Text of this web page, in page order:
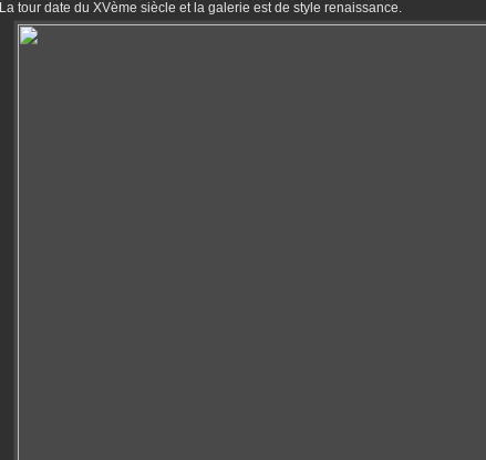
La tour date du XVème siècle et la galerie est de style renaissance.